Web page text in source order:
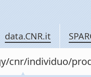
data.CNR.it
cnr/individuo/